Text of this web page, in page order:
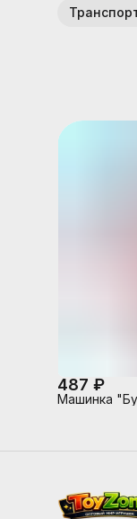
487 ₽
Машинка